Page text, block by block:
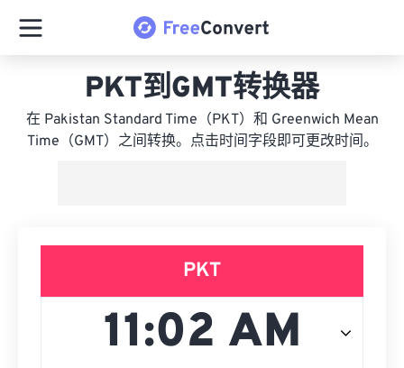
PKT到GMT转换器
在 Pakistan Standard Time（PKT）和 Greenwich Mean
Time（GMT）之间转换。点击时间字段即可更改时间。
PKT